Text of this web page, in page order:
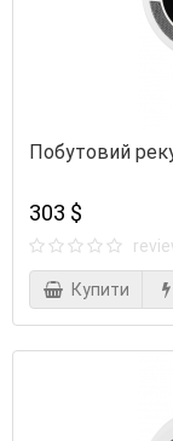
Побутовий
303 $
Купити